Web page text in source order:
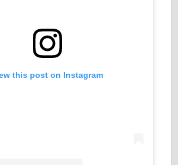
this post on Instagram